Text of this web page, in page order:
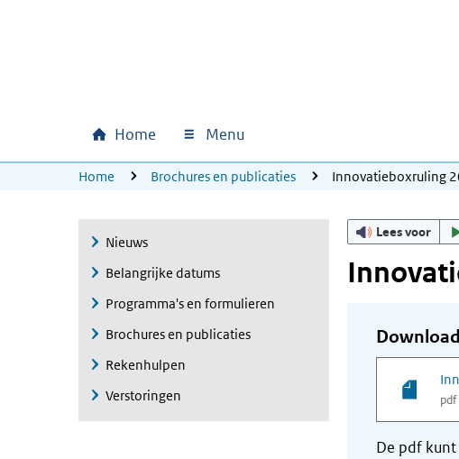
Hoofdnavigatie
Home Menu
U bevindt zich hier:
Home Brochures en publicaties Innovatieboxruling
Nieuws
Belangrijke datums
Programma's en formulieren
Brochures en publicaties
Rekenhulpen
Verstoringen
Lees voor
De pdf